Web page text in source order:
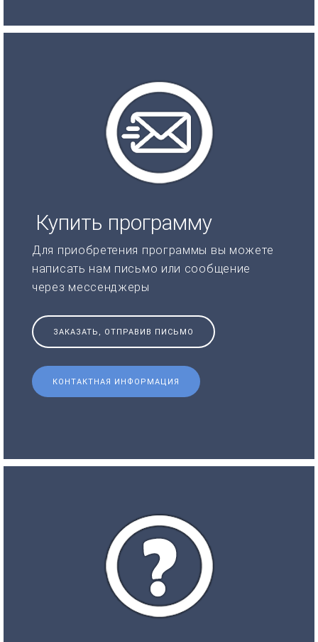
Купить программу
Для приобретения программы вы можете
написать нам письмо или сообщение
через мессенджеры
ЗАКАЗАТЬ, ОТПРАВИВ ПИСЬМО
КОНТАКТНАЯ ИНФОРМАЦИЯ